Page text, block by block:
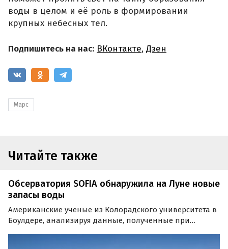
воды в целом и её роль в формировании
крупных небесных тел.
Подпишитесь на нас: ВКонтакте, Дзен
Марс
Читайте также
Обсерватория SOFIA обнаружила на Луне новые
запасы воды
Американские ученые из Колорадского университета в
Боулдере, анализируя данные, полученные при